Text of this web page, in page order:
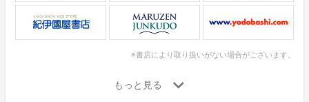
※書店により取り扱いがない場合がございます。